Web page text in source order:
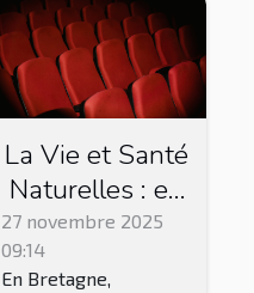
La Vie et Santé
Naturelles : en
Bretagne, cette
association
27 novembre 2025
09:14
En Bretagne,